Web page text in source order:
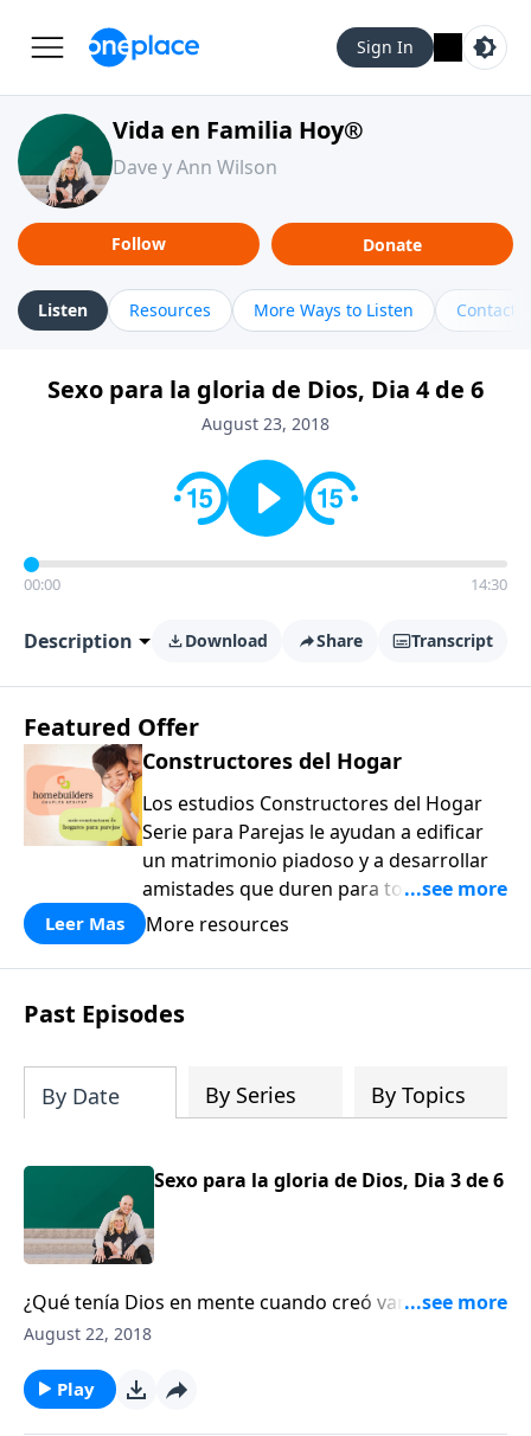
Sign In
Vida en Familia Hoy®
Dave y Ann Wilson
Follow Donate
Listen Resources More Ways to Listen Contact
Sexo para la gloria de Dios, Dia 4 de 6
August 23, 2018
00:00 14:30
Description Download Share Transcript
Featured Offer
Constructores del Hogar
Los estudios Constructores del Hogar
Serie para Parejas le ayudan a edificar
un matrimonio piadoso y a desarrollar
amistades que duren para toda la vida.
¡Únase a uno de los estudios de grupos
a casa los principios de la Palabra de
Dios para compartirlos con su familia,
su iglesia y su comunidad!
Leer Mas More resources
Past Episodes
By Date By Series By Topics
Sexo para la gloria de Dios, Dia 3 de 6
¿Qué tenía Dios en mente cuando creó varón y
hembra? Denny Burk recuerda a los oyentes que el
nuestra sexualidad exhibe la gloria de Dios.
August 22, 2018
Play